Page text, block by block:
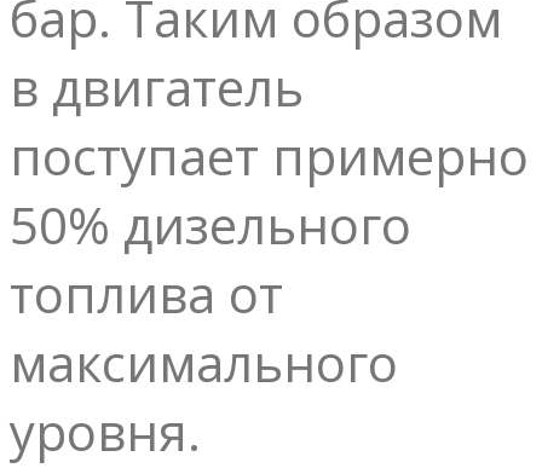
бар. Таким образом
в двигатель
поступает примерно
50% дизельного
топлива от
максимального
уровня.